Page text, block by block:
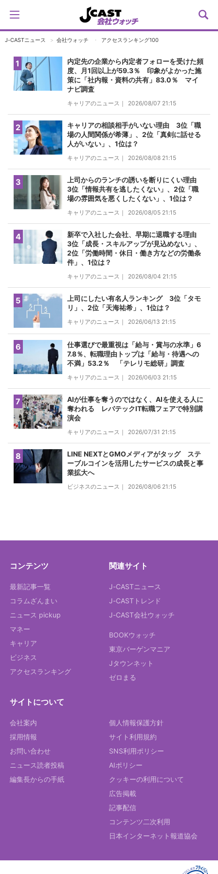
J-CASTニュース 会社ウォッチ アクセスランキング100
1
内定先の企業から内定者フォローを受けた頻
度、月1回以上が59.3％ 印象がよかった施
策に「社内報・資料の共有」83.0％ マイ
ナビ調査
キャリアのニュース｜ 2026/08/07 21:15
2
キャリアの相談相手がいない理由 3位「職
場の人間関係が希薄」、2位「真剣に話せる
人がいない」、1位は？
キャリアのニュース｜ 2026/08/08 21:15
3
上司からのランチの誘いを断りにくい理由
3位「情報共有を逃したくない」、2位「職
場の雰囲気を悪くしたくない」、1位は？
キャリアのニュース｜ 2026/08/05 21:15
4
新卒で入社した会社、早期に退職する理由
3位「成長・スキルアップが見込めない」、
2位「労働時間・休日・働き方などの労働条
件」、1位は？
キャリアのニュース｜ 2026/08/04 21:15
5
上司にしたい有名人ランキング 3位「タモ
リ」、2位「天海祐希」、1位は？
キャリアのニュース｜ 2026/06/13 21:15
6
仕事選びで最重視は「給与・賞与の水準」6
7.8％、転職理由トップは「給与・待遇への
不満」53.2％ 「テレリモ総研」調査
キャリアのニュース｜ 2026/06/03 21:15
7
AIが仕事を奪うのではなく、AIを使える人に
奪われる レバテックIT転職フェアで特別講
演会
キャリアのニュース｜ 2026/07/31 21:15
8
LINE NEXTとGMOメディアがタッグ ステ
ーブルコインを活用したサービスの成長と事
業拡大へ
ビジネスのニュース｜ 2026/08/06 21:15
コンテンツ
最新記事一覧
コラムざんまい
ニュース pickup
マネー
キャリア
ビジネス
アクセスランキング
関連サイト
J-CASTニュース
J-CASTトレンド
J-CAST会社ウォッチ
BOOKウォッチ
東京バーゲンマニア
Jタウンネット
ゼロまる
サイトについて
会社案内
採用情報
お問い合わせ
ニュース読者投稿
編集長からの手紙
個人情報保護方針
サイト利用規約
SNS利用ポリシー
AIポリシー
クッキーの利用について
広告掲載
記事配信
コンテンツ二次利用
日本インターネット報道協会